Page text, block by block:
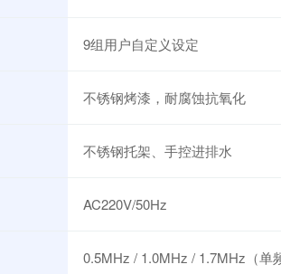
9组用户自定义设定
不锈钢烤漆，耐腐蚀抗氧化
不锈钢托架、手控进排水
AC220V/50Hz
0.5MHz / 1.0MHz / 1.7MHz（单